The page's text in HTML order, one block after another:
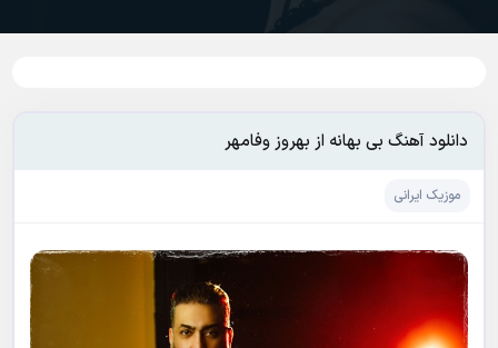
دانلود آهنگ بی بهانه از بهروز وفامهر
موزیک ایرانی